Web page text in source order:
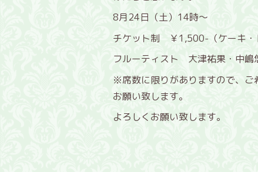
8月24日（土）14時～
チケット制 ￥1,500-（ケーキ・
フルーティスト 大津祐果・中
※席数に限りがありますので、ご
お願い致します。
よろしくお願い致します。